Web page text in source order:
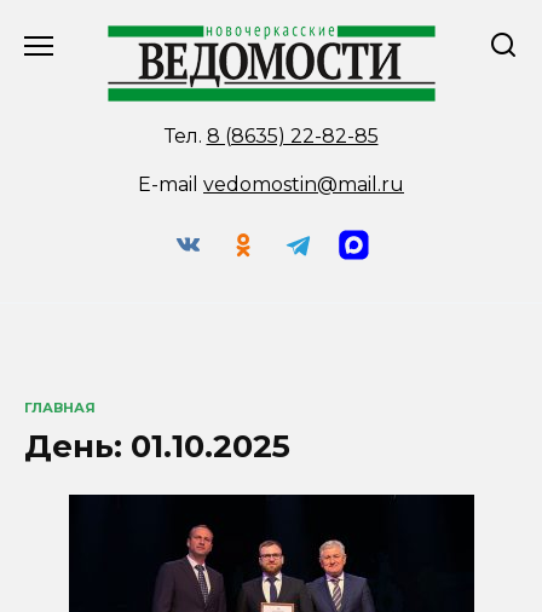
Тел. 8 (8635) 22-82-85
E-mail vedomostin@mail.ru
ГЛАВНАЯ
День: 01.10.2025